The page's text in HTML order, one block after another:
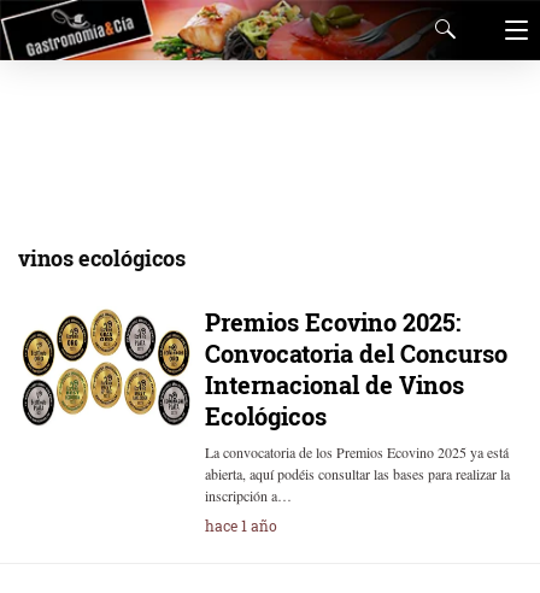
vinos ecológicos
Premios Ecovino 2025:
Convocatoria del Concurso
Internacional de Vinos
Ecológicos
La convocatoria de los Premios Ecovino 2025 ya está
abierta, aquí podéis consultar las bases para realizar la
inscripción a…
hace 1 año